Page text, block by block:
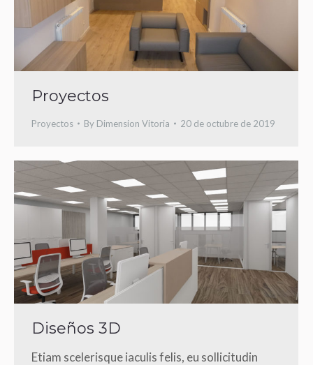
Proyectos
Proyectos By Dimension Vitoria 20 de octubre de 2019
Diseños 3D
Etiam scelerisque iaculis felis, eu sollicitudin